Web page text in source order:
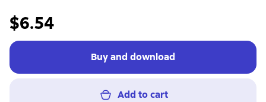
$6.54
Buy and download
Add to cart